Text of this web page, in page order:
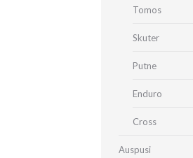
Tomos
Skuter
Putne
Enduro
Cross
Auspusi